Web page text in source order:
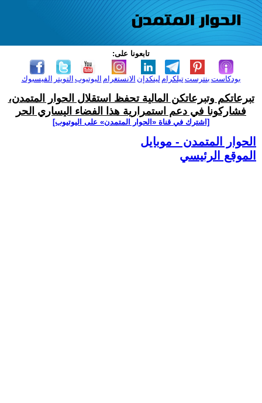
تابعونا على:
الفيسبوك التويتر اليوتيوب الانستغرام لينكدإن تيلكرامبنترست بودكاست
تبرعاتكم وتبرعاتكن المالية تحفظ استقلال الحوار المتمدن،
فشاركونا في دعم استمرارية هذا الفضاء اليساري الحر
[اشترك في قناة ‫«الحوار المتمدن» على اليوتيوب]
الحوار المتمدن - موبايل
الموقع الرئيسي